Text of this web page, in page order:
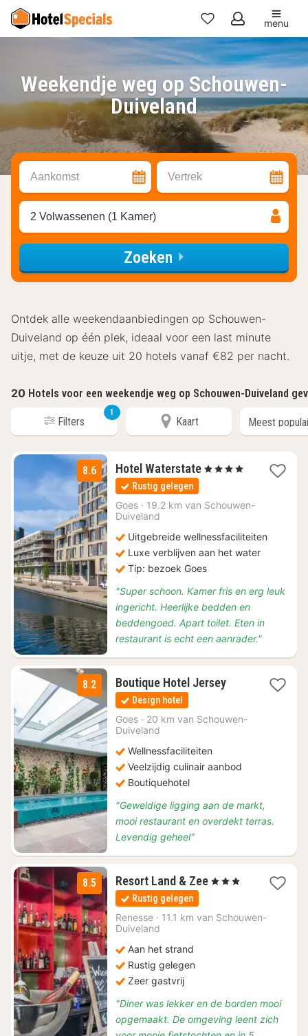
Mijn
favorieten
menu
Weekendje weg op Schouwen-
Duiveland
Aankomst Vertrek
2 Volwassenen (1 Kamer)
Zoeken
Ontdek alle weekendaanbiedingen op Schouwen-
Duiveland op één plek, ideaal voor een last minute
uitje, met de keuze uit 20 hotels vanaf €82 per nacht.
20 Hotels voor een weekendje weg op Schouwen-Duiveland
Filters
1
Kaart
8.6 Hotel Waterstate2
€
, 4 Sterren
Rustig gelegen
Goes · 19.2 km van Schouwen-
Duiveland
Uitgebreide wellnessfaciliteiten
Luxe verblijven aan het water
Tip: bezoek Goes
"Super schoon. Kamer fris en erg leuk
ingericht. Heerlijke bedden en
beddengoed. Apart toilet. Eten in
restaurant is echt een aanrader."
8.2 Boutique Hotel Jersey2
€
Design hotel
Goes · 20 km van Schouwen-
Duiveland
Wellnessfaciliteiten
Veelzijdig culinair aanbod
Boutiquehotel
"Geweldige ligging aan de markt,
mooi restaurant en overdekt terras.
Levendig geheel"
8.5 Resort Land & Zee2
€
, 3 Sterren
Rustig gelegen
Renesse · 11.1 km van Schouwen-
Duiveland
Aan het strand
Rustig gelegen
Zeer gastvrij
"Diner was lekker en de borden mooi
opgemaakt. De omgeving leent zich